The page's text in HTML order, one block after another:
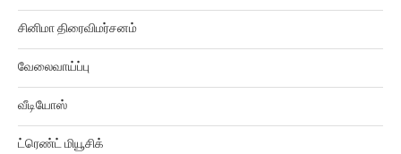
சினிமா திரைவிமர்சனம்
வேலைவாய்ப்பு
வீடியோஸ்
ட்ரெண்ட் மியூசிக்